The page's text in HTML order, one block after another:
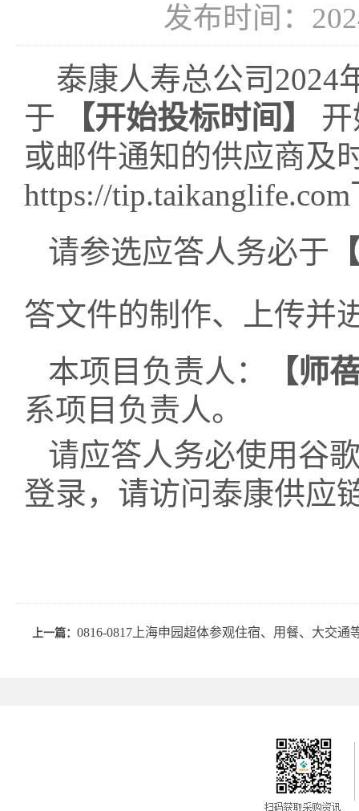
发布时间：
泰康人寿总公司2024
于
【开始投标时间】
或邮件通知的供应商及
https://tip.taikanglife.com
请参选应答人务必于
答文件的制作、上传并
本项目负责人：
【师
系项目负责人。
请应答人务必使用谷
登录，请访问泰康供应
上一篇： 0816-0817上海申园超体参观住宿、用餐、大交通